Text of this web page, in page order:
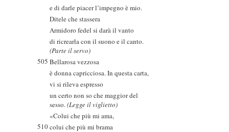
e di darle piacer l’impegno è mio.
Ditele che stassera
Armidoro fedel si darà il vanto
di ricrearla con il suono e il canto.
(Parte il servo)
505 Bellarosa vezzosa
è donna capricciosa. In questa carta,
vi si rileva espresso
un certo non so che maggior del
sesso.(Legge il viglietto)
«Colui che più mi ama,
510colui che più mi brama